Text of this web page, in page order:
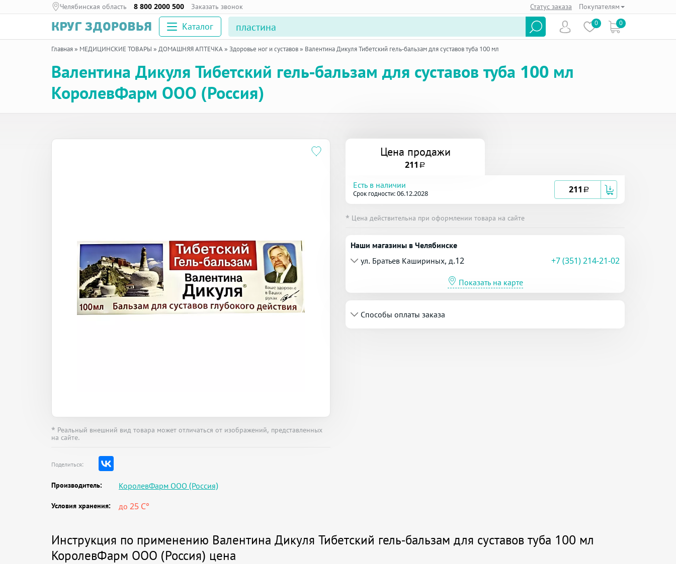
Челябинская область 8 800 2000 500 Заказать звонок Статус заказа Покупателям
Каталог 0 0
Главная» МЕДИЦИНСКИЕ ТОВАРЫ » ДОМАШНЯЯ АПТЕЧКА» Здоровье ног и суставов» Валентина Дикуля Тибетский гель-бальзам для суставов туба 100 мл
Валентина Дикуля Тибетский гель-бальзам для суставов туба 100 мл
КоролевФарм ООО (Россия)
* Реальный внешний вид товара может отличаться от изображений, представленных
на сайте.
Поделиться:
Производитель: КоролевФарм ООО (Россия)
Условия хранения: до 25 C°
Цена продажи
211 a
Есть в наличии
Срок годности: 06.12.2028 211 a
* Цена действительна при оформлении товара на сайте
Наши магазины в Челябинске
ул. Братьев Кашириных, д.12
+7 (351) 214-21-02
Показать на карте
Способы оплаты заказа
Инструкция по применению Валентина Дикуля Тибетский гель-бальзам для суставов туба 100 мл
КоролевФарм ООО (Россия) цена